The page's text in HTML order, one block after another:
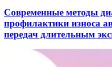
Современные методы
профилактики износа
передач длительным